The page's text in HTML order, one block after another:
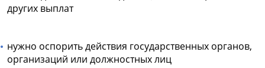
других выплат
нужно оспорить действия государственных органов,
организаций или должностных лиц